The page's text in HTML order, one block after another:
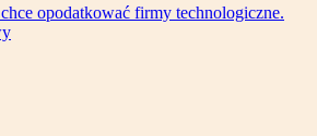
opodatkować firmy technologiczne.